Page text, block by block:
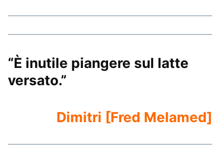
“È inutile piangere sul latte
versato.”
Dimitri [Fred Melamed]